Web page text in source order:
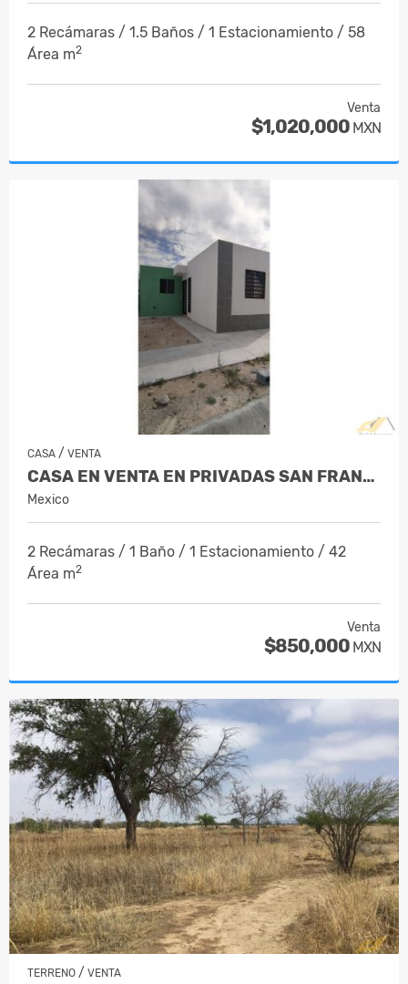
2 Recámaras / 1.5 Baños / 1 Estacionamiento / 58
Área m2
Venta
$1,020,000 MXN
CASA / VENTA
CASA EN VENTA EN PRIVADAS SAN FRANCIS…
Mexico
2 Recámaras / 1 Baño / 1 Estacionamiento / 42
Área m2
Venta
$850,000 MXN
TERRENO / VENTA